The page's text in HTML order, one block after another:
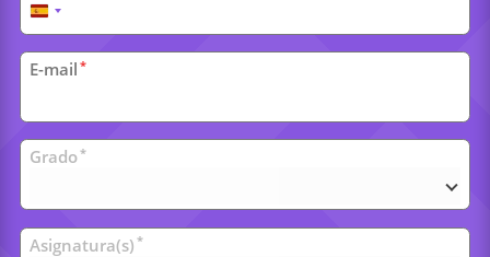
España
+34
E-mail *
Clases
universitarias
Grado*
Asignatura(s) *